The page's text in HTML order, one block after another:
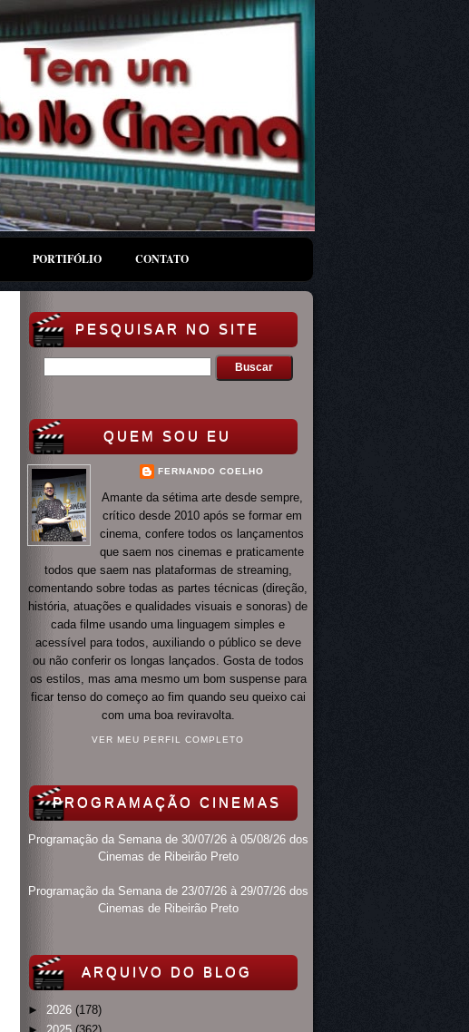
PORTIFÓLIO CONTATO
PESQUISAR NO SITE
QUEM SOU EU
FERNANDO COELHO
Amante da sétima arte desde sempre,
crítico desde 2010 após se formar em
cinema, confere todos os lançamentos
que saem nos cinemas e praticamente
todos que saem nas plataformas de streaming,
comentando sobre todas as partes técnicas (direção,
história, atuações e qualidades visuais e sonoras) de
cada filme usando uma linguagem simples e
acessível para todos, auxiliando o público se deve
ou não conferir os longas lançados. Gosta de todos
os estilos, mas ama mesmo um bom suspense para
ficar tenso do começo ao fim quando seu queixo cai
com uma boa reviravolta.
VER MEU PERFIL COMPLETO
PROGRAMAÇÃO CINEMAS
Programação da Semana de 30/07/26 à 05/08/26 dos
Cinemas de Ribeirão Preto
Programação da Semana de 23/07/26 à 29/07/26 dos
Cinemas de Ribeirão Preto
ARQUIVO DO BLOG
► 2026 (178)